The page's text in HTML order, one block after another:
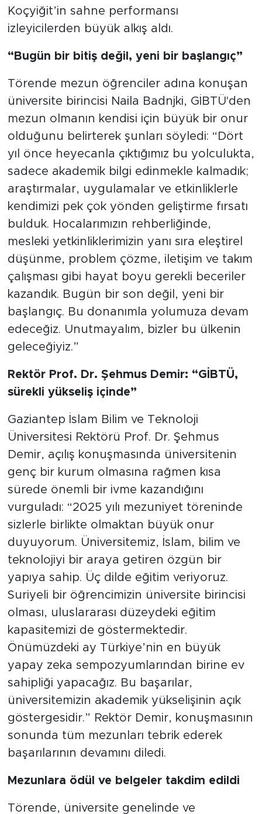
Koçyiğit’in sahne performansı
izleyicilerden büyük alkış aldı.
“Bugün bir bitiş değil, yeni bir başlangıç”
Törende mezun öğrenciler adına konuşan
üniversite birincisi Naila Badnjki, GİBTÜ'den
mezun olmanın kendisi için büyük bir onur
olduğunu belirterek şunları söyledi: “Dört
yıl önce heyecanla çıktığımız bu yolculukta,
sadece akademik bilgi edinmekle kalmadık;
araştırmalar, uygulamalar ve etkinliklerle
kendimizi pek çok yönden geliştirme fırsatı
bulduk. Hocalarımızın rehberliğinde,
mesleki yetkinliklerimizin yanı sıra eleştirel
düşünme, problem çözme, iletişim ve takım
çalışması gibi hayat boyu gerekli beceriler
kazandık. Bugün bir son değil, yeni bir
başlangıç. Bu donanımla yolumuza devam
edeceğiz. Unutmayalım, bizler bu ülkenin
geleceğiyiz.”
Rektör Prof. Dr. Şehmus Demir: “GİBTÜ,
sürekli yükseliş içinde”
Gaziantep İslam Bilim ve Teknoloji
Üniversitesi Rektörü Prof. Dr. Şehmus
Demir, açılış konuşmasında üniversitenin
genç bir kurum olmasına rağmen kısa
sürede önemli bir ivme kazandığını
vurguladı: “2025 yılı mezuniyet töreninde
sizlerle birlikte olmaktan büyük onur
duyuyorum. Üniversitemiz, İslam, bilim ve
teknolojiyi bir araya getiren özgün bir
yapıya sahip. Üç dilde eğitim veriyoruz.
Suriyeli bir öğrencimizin üniversite birincisi
olması, uluslararası düzeydeki eğitim
kapasitemizi de göstermektedir.
Önümüzdeki ay Türkiye’nin en büyük
yapay zeka sempozyumlarından birine ev
sahipliği yapacağız. Bu başarılar,
üniversitemizin akademik yükselişinin açık
göstergesidir.” Rektör Demir, konuşmasının
sonunda tüm mezunları tebrik ederek
başarılarının devamını diledi.
Mezunlara ödül ve belgeler takdim edildi
Törende, üniversite genelinde ve